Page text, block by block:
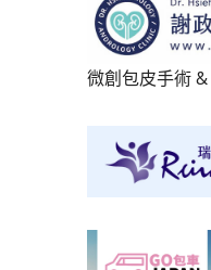
微創包皮手術&